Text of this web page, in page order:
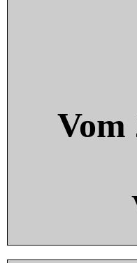
Vom